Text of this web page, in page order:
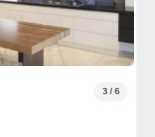
3 / 6